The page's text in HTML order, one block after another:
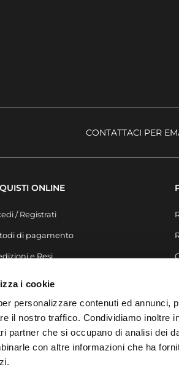
i cookie
personalizzare contenuti ed annunci,
il nostro traffico. Condividiamo inoltre
partner che si occupano di analisi dei
con altre informazioni che ha
CONTATTACI PER
ONLINE
/ Registrati
di pagamento
e Resi